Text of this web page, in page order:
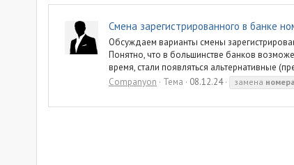
Смена зарегистрированного в банке
Обсуждаем варианты смены
Понятно, что в большинстве банков
время, стали появляться альтернативные
Companyon
Тема 08.12.24 замена номера